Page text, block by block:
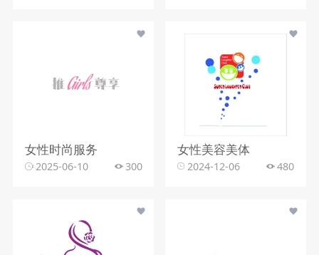
女性时尚服务
2025-06-10 300
女性美容美体
2024-12-06 480